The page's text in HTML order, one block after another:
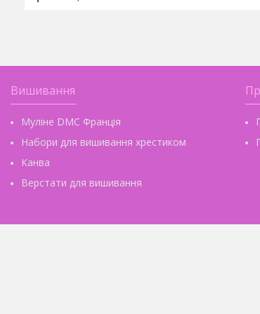
Вишивання
Муліне DMC Франція
Набори для вишивання хрестиком
Канва
Верстати для вишивання